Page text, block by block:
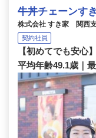
牛丼チェーンす
株式会社 すき家 関西
契約社員
【初めてでも安心
平均年齢49.1歳｜